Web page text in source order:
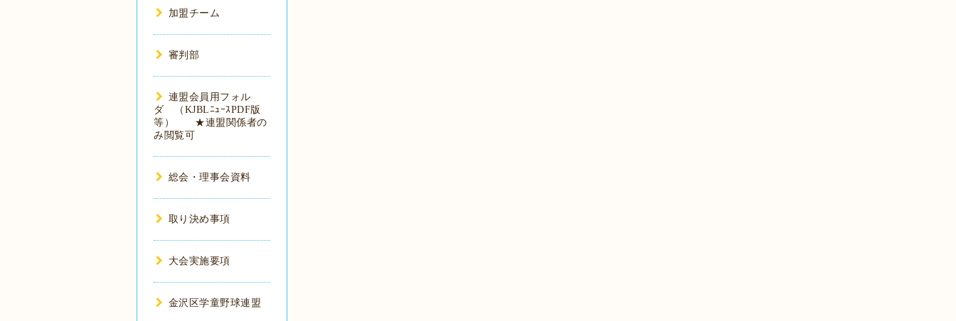
加盟チーム
審判部
連盟会員用フォル
ダ （KJBLﾆｭｰｽPDF版
等） ★連盟関係者の
み閲覧可
総会・理事会資料
取り決め事項
大会実施要項
金沢区学童野球連盟